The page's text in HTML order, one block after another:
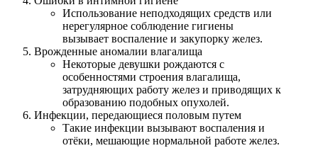
Использование неподходящих средств или
нерегулярное соблюдение гигиены
вызывает воспаление и закупорку желез.
Врожденные аномалии влагалища
Некоторые девушки рождаются с
особенностями строения влагалища,
затрудняющих работу желез и приводящих к
образованию подобных опухолей.
Инфекции, передающиеся половым путем
Такие инфекции вызывают воспаления и
отёки, мешающие нормальной работе желез.